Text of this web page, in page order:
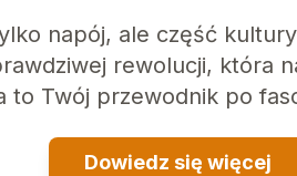
napój, ale część
rewolucji, która
to Twój przewodnik po
Dowiedz się więcej